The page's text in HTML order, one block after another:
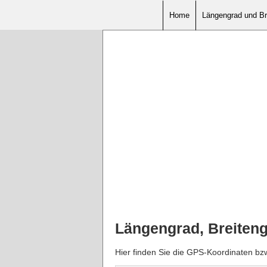
Home Längengrad und
Längengrad,
Hier finden Sie die GPS-Koordinaten